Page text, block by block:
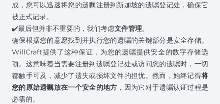
成，您可以迅速将您的遗嘱注册到新加坡的遗嘱登记处，确保它
被正式记录。
✔️最后但并非不重要的，我们考虑文件管理。
确保根据您的意愿找到并执行您的遗嘱的关键部分是安全存储。
WillCraft提供了这种保证，为您的遗嘱提供安全的数字存储选
项。这意味着当需要注册到遗嘱登记处或访问您的遗嘱时，一切
都触手可及，减少了遗失或损坏文件的担忧。然而，始终记得将
您的原始遗嘱放在一个安全的地方 ，因为它对于遗嘱认证过程是
必需的。